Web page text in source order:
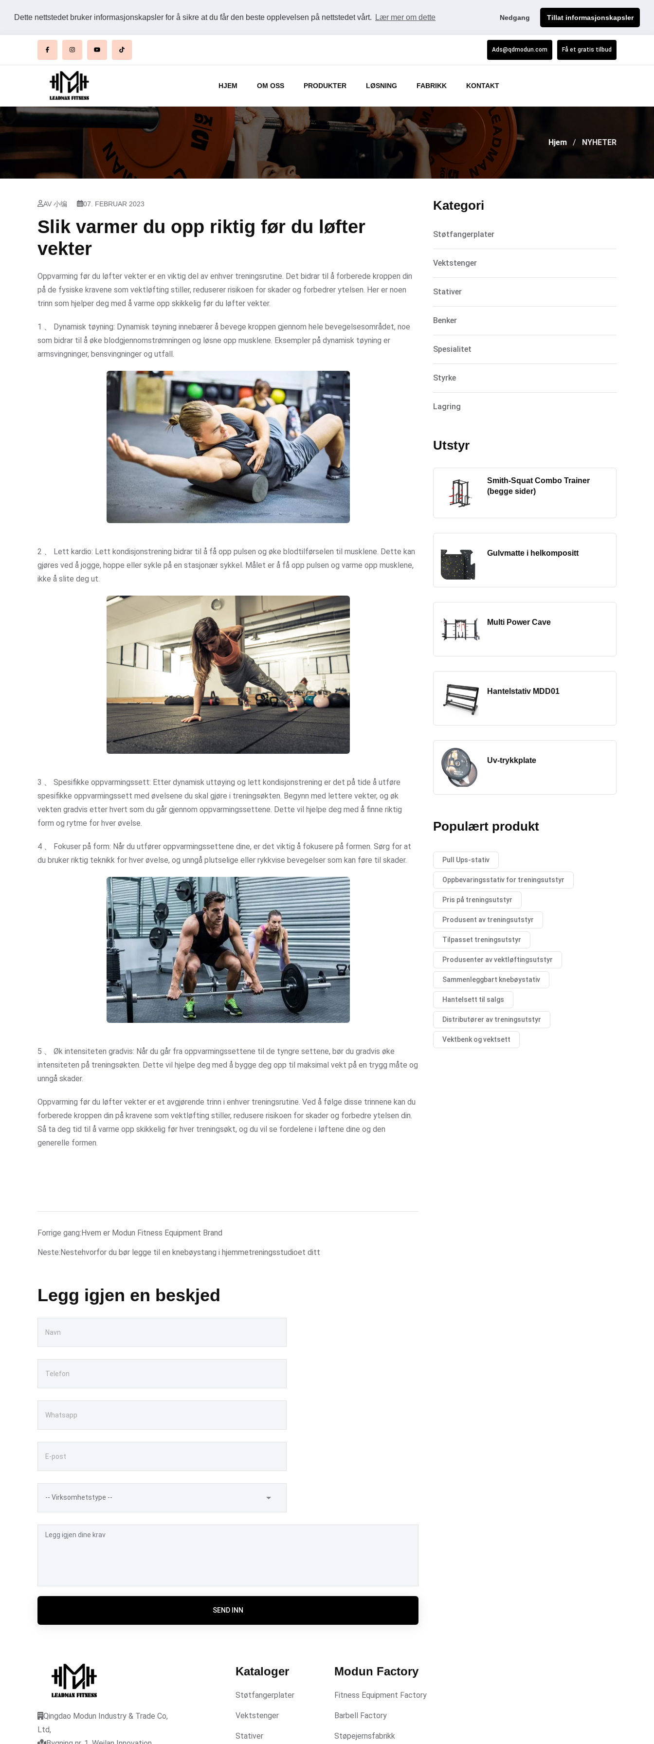
Dette nettstedet bruker informasjonskapsler for å sikre at du får den beste opplevelsen på nettstedet vårt. Lær mer om dette Nedgang Tillat informasjonskapsler
Ads@qdmodun.com Få et gratis tilbud
HJEM OM OSS PRODUKTER LØSNING FABRIKK KONTAKT
Hjem NYHETER
AV 小编 07. FEBRUAR 2023
Slik varmer du opp riktig før du løfter
vekter
Oppvarming før du løfter vekter er en viktig del av enhver treningsrutine. Det bidrar til å forberede kroppen din
på de fysiske kravene som vektløfting stiller, reduserer risikoen for skader og forbedrer ytelsen. Her er noen
trinn som hjelper deg med å varme opp skikkelig før du løfter vekter.
1 、 Dynamisk tøyning: Dynamisk tøyning innebærer å bevege kroppen gjennom hele bevegelsesområdet, noe
som bidrar til å øke blodgjennomstrømningen og løsne opp musklene. Eksempler på dynamisk tøyning er
armsvingninger, bensvingninger og utfall.
2 、 Lett kardio: Lett kondisjonstrening bidrar til å få opp pulsen og øke blodtilførselen til musklene. Dette kan
gjøres ved å jogge, hoppe eller sykle på en stasjonær sykkel. Målet er å få opp pulsen og varme opp musklene,
ikke å slite deg ut.
3 、 Spesifikke oppvarmingssett: Etter dynamisk uttøying og lett kondisjonstrening er det på tide å utføre
spesifikke oppvarmingssett med øvelsene du skal gjøre i treningsøkten. Begynn med lettere vekter, og øk
vekten gradvis etter hvert som du går gjennom oppvarmingssettene. Dette vil hjelpe deg med å finne riktig
form og rytme for hver øvelse.
4 、 Fokuser på form: Når du utfører oppvarmingssettene dine, er det viktig å fokusere på formen. Sørg for at
du bruker riktig teknikk for hver øvelse, og unngå plutselige eller rykkvise bevegelser som kan føre til skader.
5 、 Øk intensiteten gradvis: Når du går fra oppvarmingssettene til de tyngre settene, bør du gradvis øke
intensiteten på treningsøkten. Dette vil hjelpe deg med å bygge deg opp til maksimal vekt på en trygg måte og
unngå skader.
Oppvarming før du løfter vekter er et avgjørende trinn i enhver treningsrutine. Ved å følge disse trinnene kan du
forberede kroppen din på kravene som vektløfting stiller, redusere risikoen for skader og forbedre ytelsen din.
Så ta deg tid til å varme opp skikkelig før hver treningsøkt, og du vil se fordelene i løftene dine og den
generelle formen.
Forrige gang:Hvem er Modun Fitness Equipment Brand
Neste:Nestehvorfor du bør legge til en knebøystang i hjemmetreningsstudioet ditt
Legg igjen en beskjed
SEND INN
Kategori
Støtfangerplater
Vektstenger
Stativer
Benker
Spesialitet
Styrke
Lagring
Utstyr
Smith-Squat Combo Trainer
(begge sider)
Gulvmatte i helkompositt
Multi Power Cave
Hantelstativ MDD01
Uv-trykkplate
Populært produkt
Pull Ups-stativ
Oppbevaringsstativ for treningsutstyr
Pris på treningsutstyr
Produsent av treningsutstyr
Tilpasset treningsutstyr
Produsenter av vektløftingsutstyr
Sammenleggbart knebøystativ
Hantelsett til salgs
Distributører av treningsutstyr
Vektbenk og vektsett
Qingdao Modun Industry & Trade Co,
Ltd,
Kataloger
Støtfangerplater
Vektstenger
Stativer
Modun Factory
Fitness Equipment Factory
Barbell Factory
Støpejernsfabrikk